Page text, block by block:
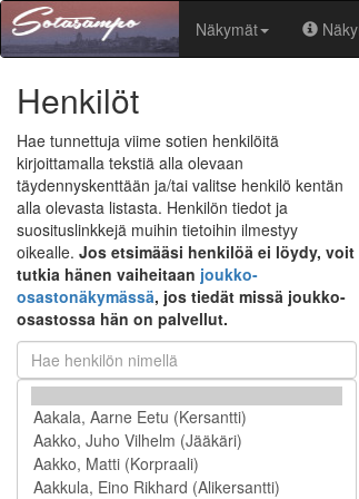
Näkymät
Henkilöt
Hae tunnettuja viime sotien henkilöitä
kirjoittamalla tekstiä alla olevaan
täydennyskenttään ja/tai valitse henkilö kentän
alla olevasta listasta. Henkilön tiedot ja
suosituslinkkejä muihin tietoihin ilmestyy
oikealle. Jos etsimääsi henkilöä ei löydy, voit
tutkia hänen vaiheitaan joukko-
osastonäkymässä, jos tiedät missä joukko-
osastossa hän on palvellut.